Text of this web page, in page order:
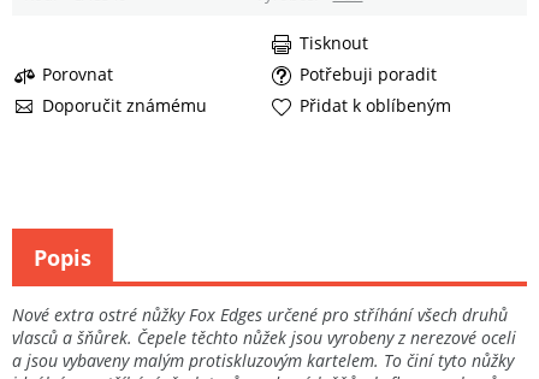
Porovnat
Potřebuji poradit
Doporučit známému
Tisknout
Přidat k oblíbeným
Nové extra ostré nůžky Fox Edges určené pro stříhání všech druhů
vlasců a šňůrek. Čepele těchto nůžek jsou vyrobeny z nerezové oceli
a jsou vybaveny malým protiskluzovým kartelem. To činí tyto nůžky
Popis